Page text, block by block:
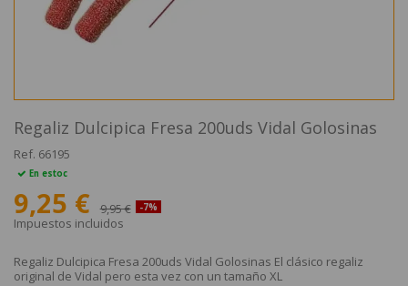
Regaliz Dulcipica Fresa 200uds Vidal Golosinas
Ref. 66195
En estoc
9,25 € 9,95 € -7%
Impuestos incluidos
Regaliz Dulcipica Fresa 200uds Vidal Golosinas El clásico regaliz
original de Vidal pero esta vez con un tamaño XL